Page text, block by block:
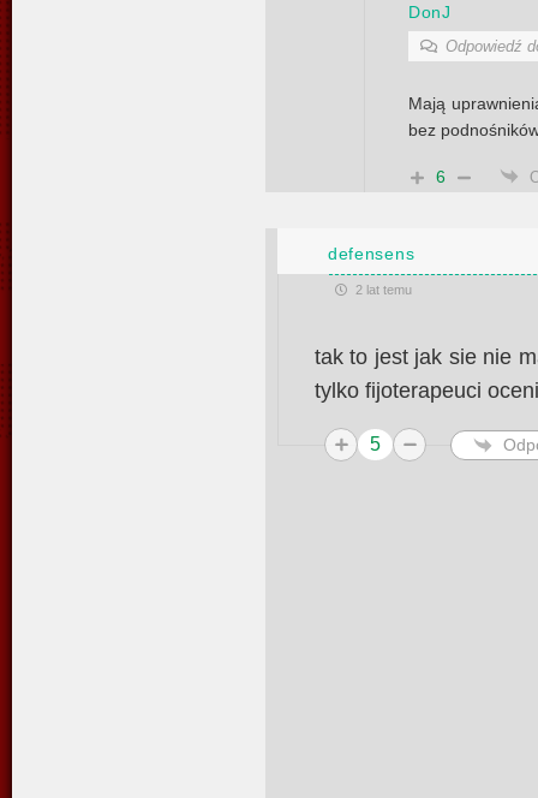
DonJ
Odpowiedź
Mają
bez
6
defensens
2 lat temu
tak to jest jak sie nie
tylko fijoterapeuci
5